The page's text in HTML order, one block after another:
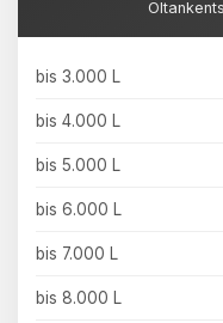
bis 3.000 L
bis 4.000 L
bis 5.000 L
bis 6.000 L
bis 7.000 L
bis 8.000 L